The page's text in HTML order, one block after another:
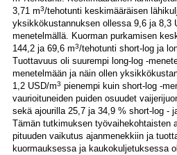
3,71 m3/tehotunti keskimääräisen
yksikkökustannuksen ollessa 9,6 ja 8,3
menetelmällä. Kuorman purkamisen
144,2 ja 69,6 m3/tehotunti short-log ja
Tuottavuus oli suurempi long-log -
menetelmään ja näin ollen
1,2 USD/m3 pienempi kuin short-log -
vaurioituneiden puiden osuudet
sekä ajourilla 25,7 ja 34,9 % short-log -
Tämän tutkimuksen työvaihekohtaisten
pituuden vaikutus ajanmenekkiin ja
kuormauksessa ja kaukokuljetuksessa